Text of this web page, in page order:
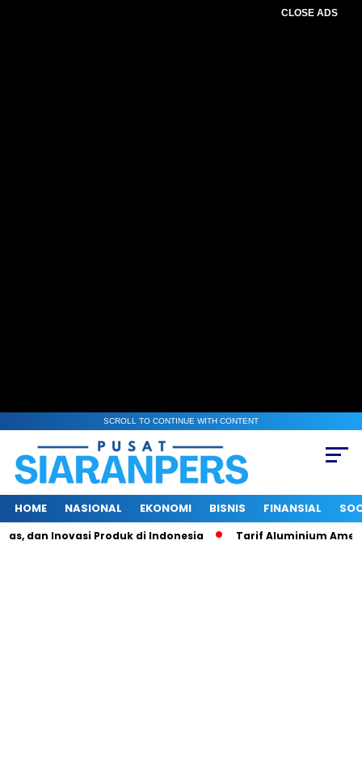
CLOSE ADS
SCROLL TO CONTINUE WITH CONTENT
HOME NASIONAL EKONOMI BISNIS FINANSIAL
dan Inovasi Produk di Indonesia Tarif Aluminium Amerika